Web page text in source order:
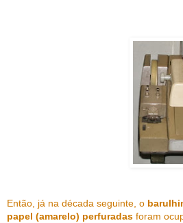
Então, já na década seguinte, o
papel (amarelo) perfuradas foram